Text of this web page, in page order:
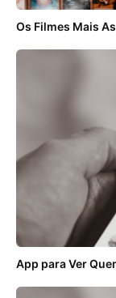
Os Filmes Mais
App para Ver